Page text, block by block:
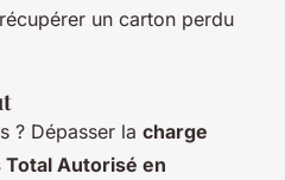
un carton perdu
? Dépasser la charge
Total Autorisé en